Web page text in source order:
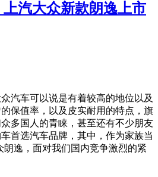
上汽大众新款朗逸上市
汽车可以说是有着较高的地位以及
保值率，以及皮实耐用的特点，旗
多国人的青睐，甚至还有不少朋友
首选汽车品牌，其中，作为家族当
逸，面对我们国内竞争激烈的紧